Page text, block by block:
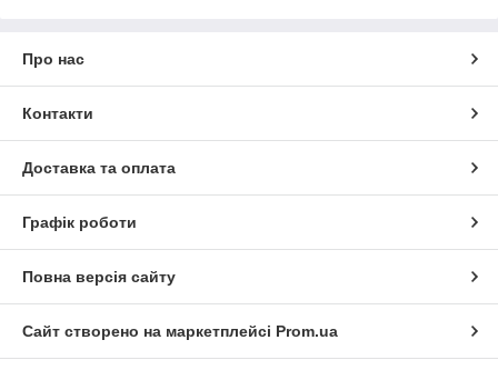
Про нас
Контакти
Доставка та оплата
Графік роботи
Повна версія сайту
Сайт створено на маркетплейсі Prom.ua